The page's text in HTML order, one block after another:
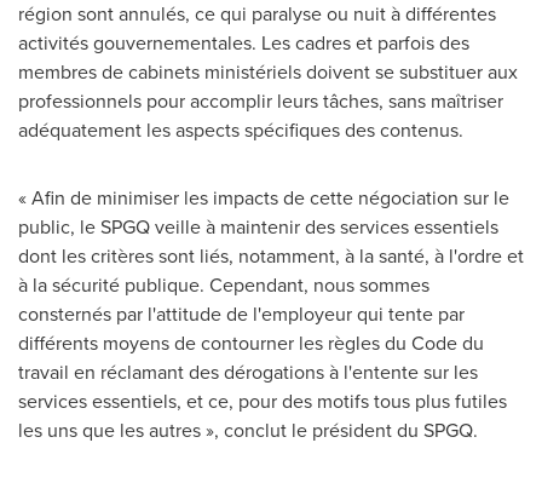
région sont annulés, ce qui paralyse ou nuit à différentes
activités gouvernementales. Les cadres et parfois des
membres de cabinets ministériels doivent se substituer aux
professionnels pour accomplir leurs tâches, sans maîtriser
adéquatement les aspects spécifiques des contenus.
« Afin de minimiser les impacts de cette négociation sur le
public, le SPGQ veille à maintenir des services essentiels
dont les critères sont liés, notamment, à la santé, à l'ordre et
à la sécurité publique. Cependant, nous sommes
consternés par l'attitude de l'employeur qui tente par
différents moyens de contourner les règles du Code du
travail en réclamant des dérogations à l'entente sur les
services essentiels, et ce, pour des motifs tous plus futiles
les uns que les autres », conclut le président du SPGQ.